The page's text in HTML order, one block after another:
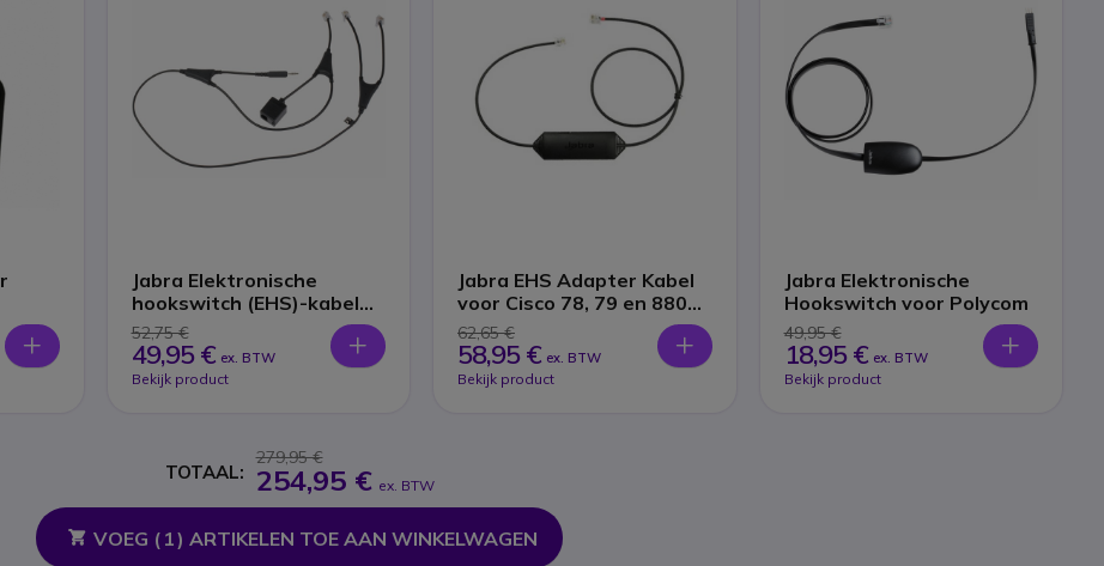
Jabra Elektronische
hookswitch (EHS)-kabel
Alcatel 8 & 9 Serie
52,75 €
49,95 € ex. BTW
Bekijk product
Jabra EHS Adapter Kabel
voor Cisco 78, 79 en 8800
Series
62,65 €
58,95 € ex. BTW
Bekijk product
Jabra Elektronische
Hookswitch voor Polycom
49,95 €
18,95 € ex. BTW
Bekijk product
TOTAAL:
279,95 €
254,95 € ex. BTW
VOEG ( 1) ARTIKELEN TOE AAN WINKELWAGEN